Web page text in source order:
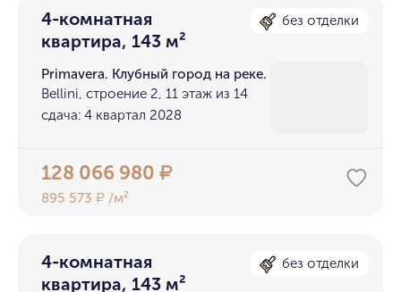
4-комнатная
квартира, 143 м²
без отделки
Primavera. Клубный город на реке.
Bellini, строение 2, 11 этаж из 14
сдача: 4 квартал 2028
128 066 980₽
895 573₽ /м²
4-комнатная
квартира, 143 м²
без отделки